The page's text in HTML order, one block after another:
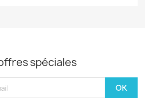
spéciales